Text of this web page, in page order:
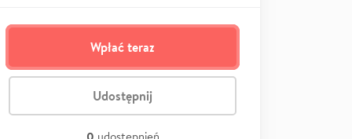
Wpłać teraz
Udostępnij